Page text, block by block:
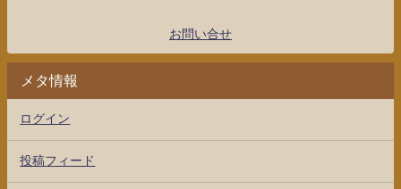
お問い合せ
メタ情報
ログイン
投稿フィード